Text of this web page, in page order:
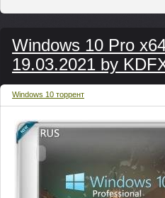
Windows 10 Pro
19.03.2021 by
Windows 10 торрент